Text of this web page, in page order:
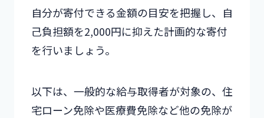
自分が寄付できる金額の目安を把握し、自
己負担額を2,000円に抑えた計画的な寄付
を行いましょう。
以下は、一般的な給与取得者が対象の、住
宅ローン免除や医療費免除など他の免除が